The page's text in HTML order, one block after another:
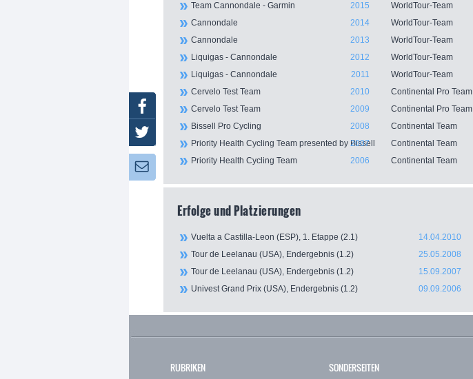
Team Cannondale - Garmin 2015
WorldTour-Team
Cannondale
2014
WorldTour-Team
Cannondale
2013
WorldTour-Team
Liquigas - Cannondale
2012
WorldTour-Team
Liquigas - Cannondale
2011
WorldTour-Team
Cervelo Test Team
2010
Continental Pro Team
Cervelo Test Team
2009
Continental Pro Team
Bissell Pro Cycling
2008
Continental Team
Priority Health Cycling Team presented by Bissell
2007
Continental Team
Priority Health Cycling Team
2006 Continental Team
Erfolge und Platzierungen
Vuelta a Castilla-Leon (ESP), 1. Etappe (2.1)
14.04.2010
Tour de Leelanau (USA), Endergebnis (1.2)
25.05.2008
Tour de Leelanau (USA), Endergebnis (1.2)
15.09.2007
Univest Grand Prix (USA), Endergebnis (1.2)
09.09.2006
Facebook
Twitter
Newsletter:
RUBRIKEN SONDERSEITEN